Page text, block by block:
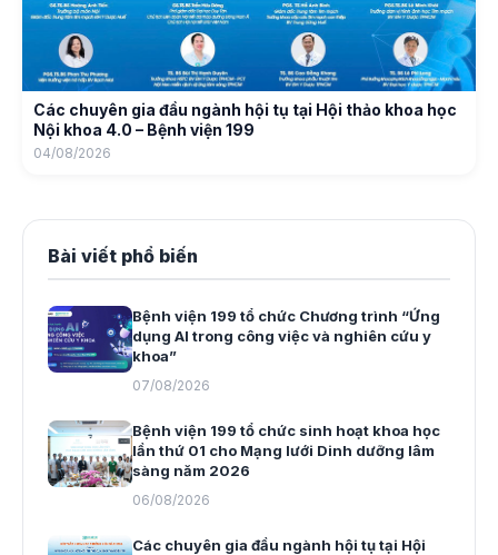
Các chuyên gia đầu ngành hội tụ tại Hội thảo khoa học
Nội khoa 4.0 – Bệnh viện 199
04/08/2026
Bài viết phổ biến
Bệnh viện 199 tổ chức Chương trình “Ứng
dụng AI trong công việc và nghiên cứu y
khoa”
07/08/2026
Bệnh viện 199 tổ chức sinh hoạt khoa học
lần thứ 01 cho Mạng lưới Dinh dưỡng lâm
sàng năm 2026
06/08/2026
Các chuyên gia đầu ngành hội tụ tại Hội